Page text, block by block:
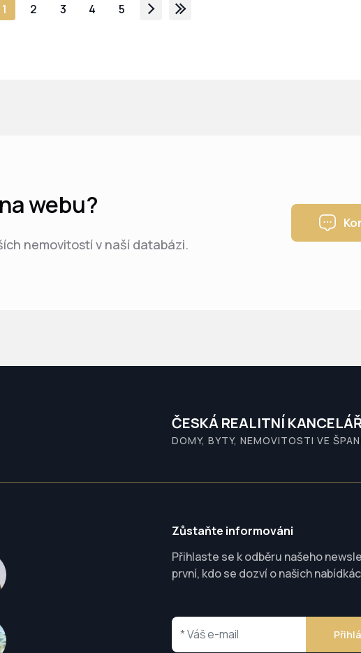
1 2 3 4 5
webu?
nemovitostí v naší databázi.
ČESKÁ REALITNÍ
DOMY, BYTY, NEMOVITOSTI VE
Zůstaňte informováni
Přihlaste se k odběru našeho
první, kdo se dozví o našich